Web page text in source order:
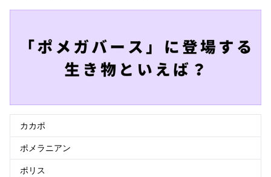
カカポ
ポメラニアン
ポリス